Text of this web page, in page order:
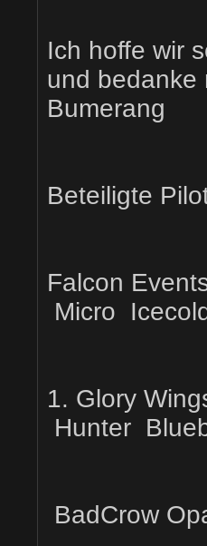
Ich hoffe wir
und bedanke
Bumerang
Beteiligte
Falcon
Micro
1. Glory
Hunter
BadCrow